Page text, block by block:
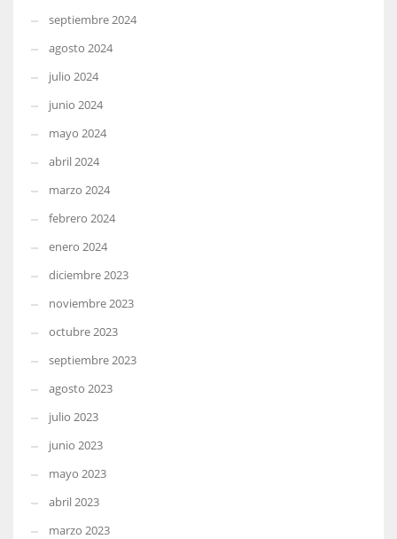
septiembre 2024
agosto 2024
julio 2024
junio 2024
mayo 2024
abril 2024
marzo 2024
febrero 2024
enero 2024
diciembre 2023
noviembre 2023
octubre 2023
septiembre 2023
agosto 2023
julio 2023
junio 2023
mayo 2023
abril 2023
marzo 2023